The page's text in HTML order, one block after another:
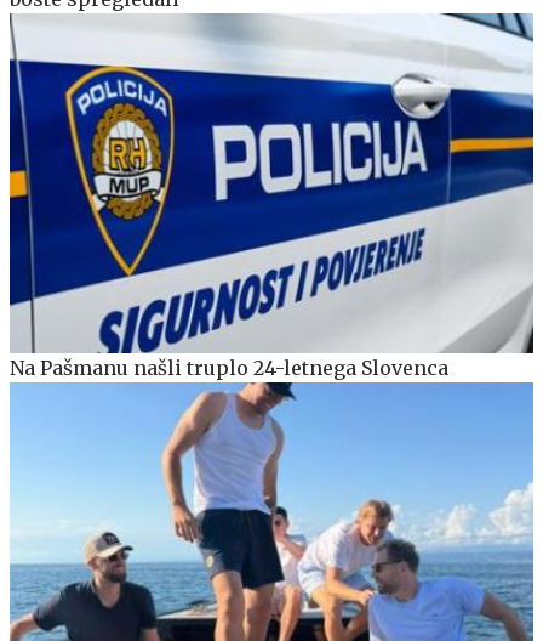
Na Pašmanu našli truplo 24-letnega Slovenca